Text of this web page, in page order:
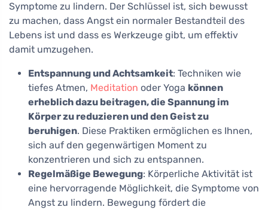
Symptome zu lindern. Der Schlüssel ist, sich bewusst
zu machen, dass Angst ein normaler Bestandteil des
Lebens ist und dass es Werkzeuge gibt, um effektiv
damit umzugehen.
Entspannung und Achtsamkeit: Techniken wie
tiefes Atmen, Meditation oder Yoga können
erheblich dazu beitragen, die Spannung im
Körper zu reduzieren und den Geist zu
beruhigen. Diese Praktiken ermöglichen es Ihnen,
sich auf den gegenwärtigen Moment zu
konzentrieren und sich zu entspannen.
Regelmäßige Bewegung: Körperliche Aktivität ist
eine hervorragende Möglichkeit, die Symptome von
Angst zu lindern. Bewegung fördert die